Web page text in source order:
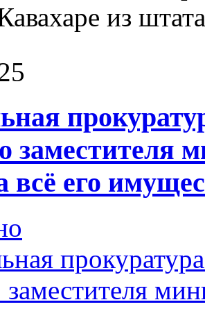
из
заместителя
всё его